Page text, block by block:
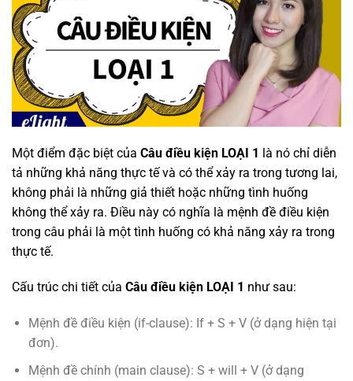
Một điểm đặc biệt của Câu điều kiện LOẠI 1 là nó chỉ diễn
tả những khả năng thực tế và có thể xảy ra trong tương lai,
không phải là những giả thiết hoặc những tình huống
không thể xảy ra. Điều này có nghĩa là mệnh đề điều kiện
trong câu phải là một tình huống có khả năng xảy ra trong
thực tế.
Cấu trúc chi tiết của Câu điều kiện LOẠI 1 như sau:
Mệnh đề điều kiện (if-clause): If + S + V (ở dạng hiện tại
đơn).
Mệnh đề chính (main clause): S + will + V (ở dạng